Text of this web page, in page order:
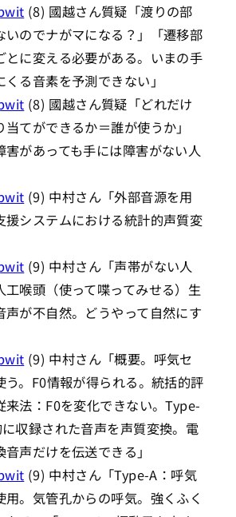
(8) 國越さん質疑「渡りの部
いのでナがマになる？」「遷移部
とに変える必要がある。いまの手
る音素を予測できない」
(8) 國越さん質疑「どれだけ
当てができるか＝誰が使うか」
害があっても手には障害がない人
(9) 中村さん「外部音源を用
援システムにおける統計的声質変
(9) 中村さん「声帯がない人
工喉頭（使って喋ってみせる）生
声が不自然。どうやって自然にす
(9) 中村さん「概要。呼気セ
う。F0情報が得られる。統括的評
来法：F0を変化できない。Type-
収録された音声を声質変換。電
声だけを伝送できる」
(9) 中村さん「Type-A：呼気
用。気管孔からの呼気。強くふく